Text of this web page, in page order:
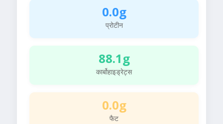
0.0g
प्रोटीन
88.1g
कार्बोहाइड्रेट्स
0.0g
फैट